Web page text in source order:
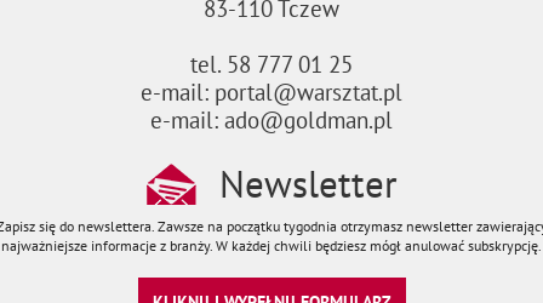
83-110 Tczew
tel. 58 777 01 25
e-mail: portal@warsztat.pl
e-mail: ado@goldman.pl
Newsletter
się do newslettera. Zawsze na początku tygodnia otrzymasz newsletter
najważniejsze informacje z branży. W każdej chwili będziesz mógł anulować subskrypcję.